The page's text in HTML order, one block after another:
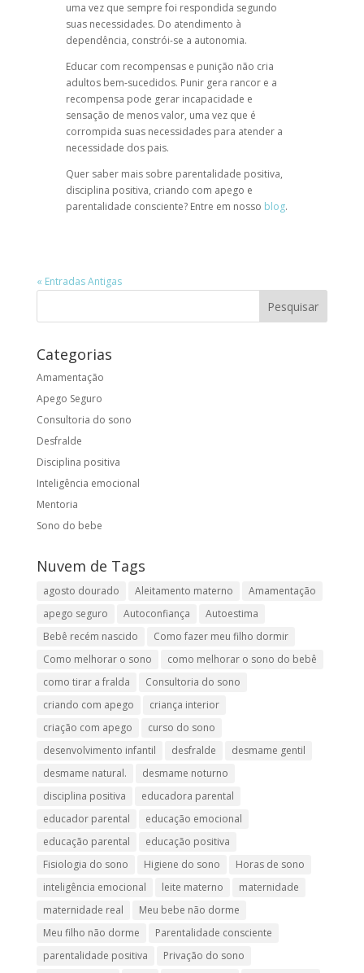
uma vez que sempre foi respondida segundo
suas necessidades. Do atendimento à
dependência, constrói-se a autonomia.
Educar com recompensas e punição não cria
adultos bem-sucedidos. Punir gera rancor e a
recompensa pode gerar incapacidade e
sensação de menos valor, uma vez que é
corrompida suas necessidades para atender a
necessidade dos pais.
Quer saber mais sobre parentalidade positiva,
disciplina positiva, criando com apego e
parentalidade consciente? Entre em nosso blog.
« Entradas Antigas
Categorias
Amamentação
Apego Seguro
Consultoria do sono
Desfralde
Disciplina positiva
Inteligência emocional
Mentoria
Sono do bebe
Nuvem de Tags
agosto dourado Aleitamento materno
Amamentação
apego seguro
Autoconfiança
Autoestima
Bebê recém nascido
Como fazer meu filho dormir
Como melhorar o sono
como melhorar o sono do bebê
como tirar a fralda
Consultoria do sono
criando com apego
criança interior
criação com apego
curso do sono
desenvolvimento infantil
desfralde
desmame gentil
desmame natural.
desmame noturno
disciplina positiva
educadora parental
educador parental
educação emocional
educação parental
educação positiva
Fisiologia do sono
Higiene do sono
Horas de sono
inteligência emocional
leite materno
maternidade
maternidade real
Meu bebe não dorme
Meu filho não dorme
Parentalidade consciente
parentalidade positiva
Privação do sono